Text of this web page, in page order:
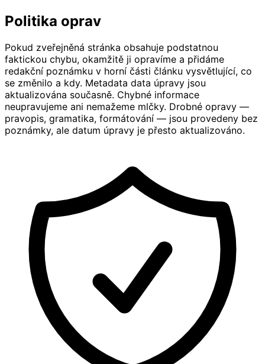
Politika oprav
Pokud zveřejněná stránka obsahuje podstatnou
faktickou chybu, okamžitě ji opravíme a přidáme
redakční poznámku v horní části článku vysvětlující, co
se změnilo a kdy. Metadata data úpravy jsou
aktualizována současně. Chybné informace
neupravujeme ani nemažeme mlčky. Drobné opravy —
pravopis, gramatika, formátování — jsou provedeny bez
poznámky, ale datum úpravy je přesto aktualizováno.